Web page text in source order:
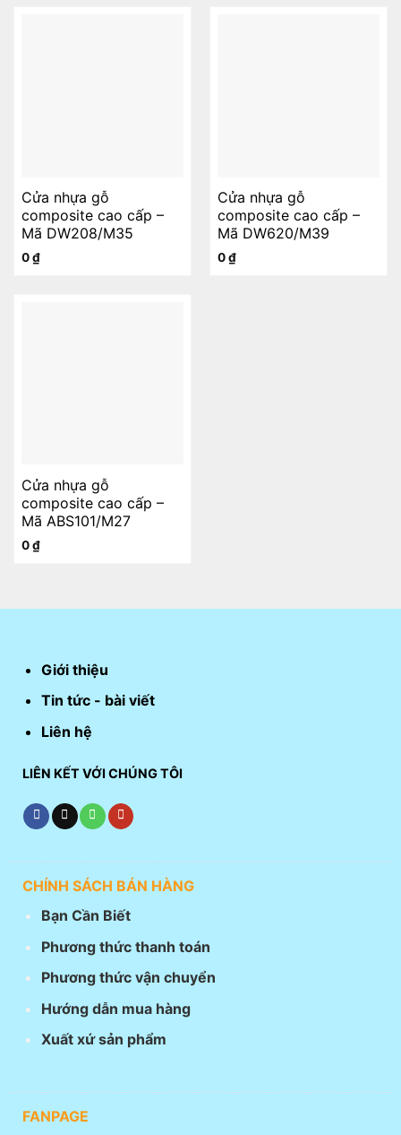
Cửa nhựa gỗ
composite cao cấp –
Mã DW208/M35
0₫
Cửa nhựa gỗ
composite cao cấp –
Mã DW620/M39
0₫
Cửa nhựa gỗ
composite cao cấp –
Mã ABS101/M27
0₫
Giới thiệu
Tin tức - bài viết
Liên hệ
LIÊN KẾT VỚI CHÚNG TÔI
CHÍNH SÁCH BÁN HÀNG
Bạn Cần Biết
Phương thức thanh toán
Phương thức vận chuyển
Hướng dẫn mua hàng
Xuất xứ sản phẩm
FANPAGE